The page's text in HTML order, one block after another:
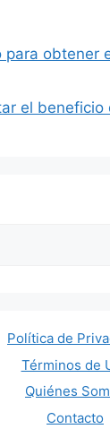
para obtener
el
Política de
Términos de
Quiénes
Contacto